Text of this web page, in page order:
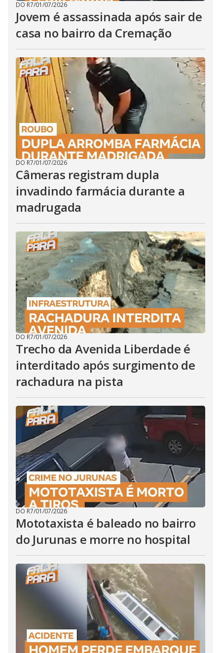
DO R7/01/07/2026
Jovem é assassinada após sair de
casa no bairro da Cremação
DO R7/01/07/2026
Câmeras registram dupla
invadindo farmácia durante a
madrugada
DO R7/01/07/2026
Trecho da Avenida Liberdade é
interditado após surgimento de
rachadura na pista
DO R7/01/07/2026
Mototaxista é baleado no bairro
do Jurunas e morre no hospital